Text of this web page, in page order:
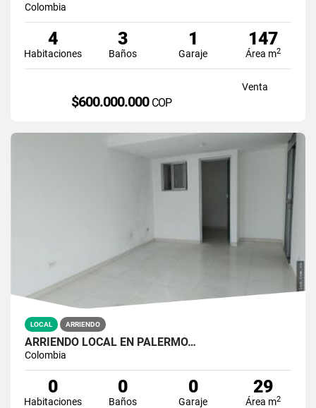
Colombia
4
Habitaciones
3
Baños
1
Garaje
147
Área m2
Venta
$600.000.000 COP
LOCAL ARRIENDO
ARRIENDO LOCAL EN PALERMO…
Colombia
0
Habitaciones
0
Baños
0
Garaje
29
Área m2